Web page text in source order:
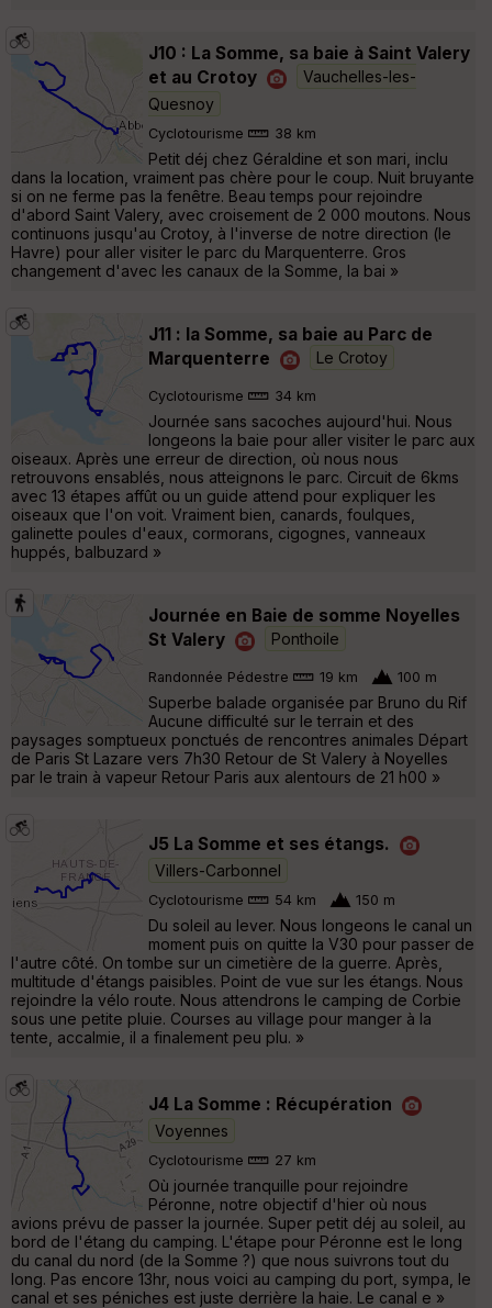
J10 : La Somme, sa baie à Saint Valery
et au Crotoy
Vauchelles-les-
Quesnoy
Cyclotourisme 38 km
Petit déj chez Géraldine et son mari, inclu
dans la location, vraiment pas chère pour le coup. Nuit bruyante
si on ne ferme pas la fenêtre. Beau temps pour rejoindre
d'abord Saint Valery, avec croisement de 2 000 moutons. Nous
continuons jusqu'au Crotoy, à l'inverse de notre direction (le
Havre) pour aller visiter le parc du Marquenterre. Gros
changement d'avec les canaux de la Somme, la bai »
J11 : la Somme, sa baie au Parc de
Marquenterre
Le Crotoy
Cyclotourisme 34 km
Journée sans sacoches aujourd'hui. Nous
longeons la baie pour aller visiter le parc aux
oiseaux. Après une erreur de direction, où nous nous
retrouvons ensablés, nous atteignons le parc. Circuit de 6kms
avec 13 étapes affût ou un guide attend pour expliquer les
oiseaux que l'on voit. Vraiment bien, canards, foulques,
galinette poules d'eaux, cormorans, cigognes, vanneaux
huppés, balbuzard »
Journée en Baie de somme Noyelles
St Valery
Ponthoile
Randonnée Pédestre 19 km 100 m
Superbe balade organisée par Bruno du Rif
Aucune difficulté sur le terrain et des
paysages somptueux ponctués de rencontres animales Départ
de Paris St Lazare vers 7h30 Retour de St Valery à Noyelles
par le train à vapeur Retour Paris aux alentours de 21 h00 »
J5 La Somme et ses étangs.
Villers-Carbonnel
Cyclotourisme 54 km 150 m
Du soleil au lever. Nous longeons le canal un
moment puis on quitte la V30 pour passer de
l'autre côté. On tombe sur un cimetière de la guerre. Après,
multitude d'étangs paisibles. Point de vue sur les étangs. Nous
rejoindre la vélo route. Nous attendrons le camping de Corbie
sous une petite pluie. Courses au village pour manger à la
tente, accalmie, il a finalement peu plu. »
J4 La Somme : Récupération
Voyennes
Cyclotourisme 27 km
Où journée tranquille pour rejoindre
Péronne, notre objectif d'hier où nous
avions prévu de passer la journée. Super petit déj au soleil, au
bord de l'étang du camping. L'étape pour Péronne est le long
du canal du nord (de la Somme ?) que nous suivrons tout du
long. Pas encore 13hr, nous voici au camping du port, sympa, le
canal et ses péniches est juste derrière la haie. Le canal e »